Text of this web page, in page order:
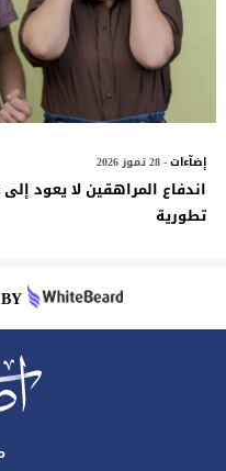
إضآءات- 28 تموز 2026
اندفاع المراهقين لا يعود
تطورية